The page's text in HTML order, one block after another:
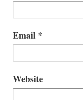
Email *
Website